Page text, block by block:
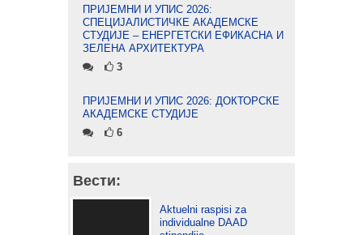
ПРИЈЕМНИ И УПИС 2026:
СПЕЦИЈАЛИСТИЧКЕ АКАДЕМСКЕ
СТУДИЈЕ – ЕНЕРГЕТСКИ ЕФИКАСНА И
ЗЕЛЕНА АРХИТЕКТУРА
3
ПРИЈЕМНИ И УПИС 2026: ДОКТОРСКЕ
АКАДЕМСКЕ СТУДИЈЕ
6
Вести:
Aktuelni raspisi za
individualne DAAD